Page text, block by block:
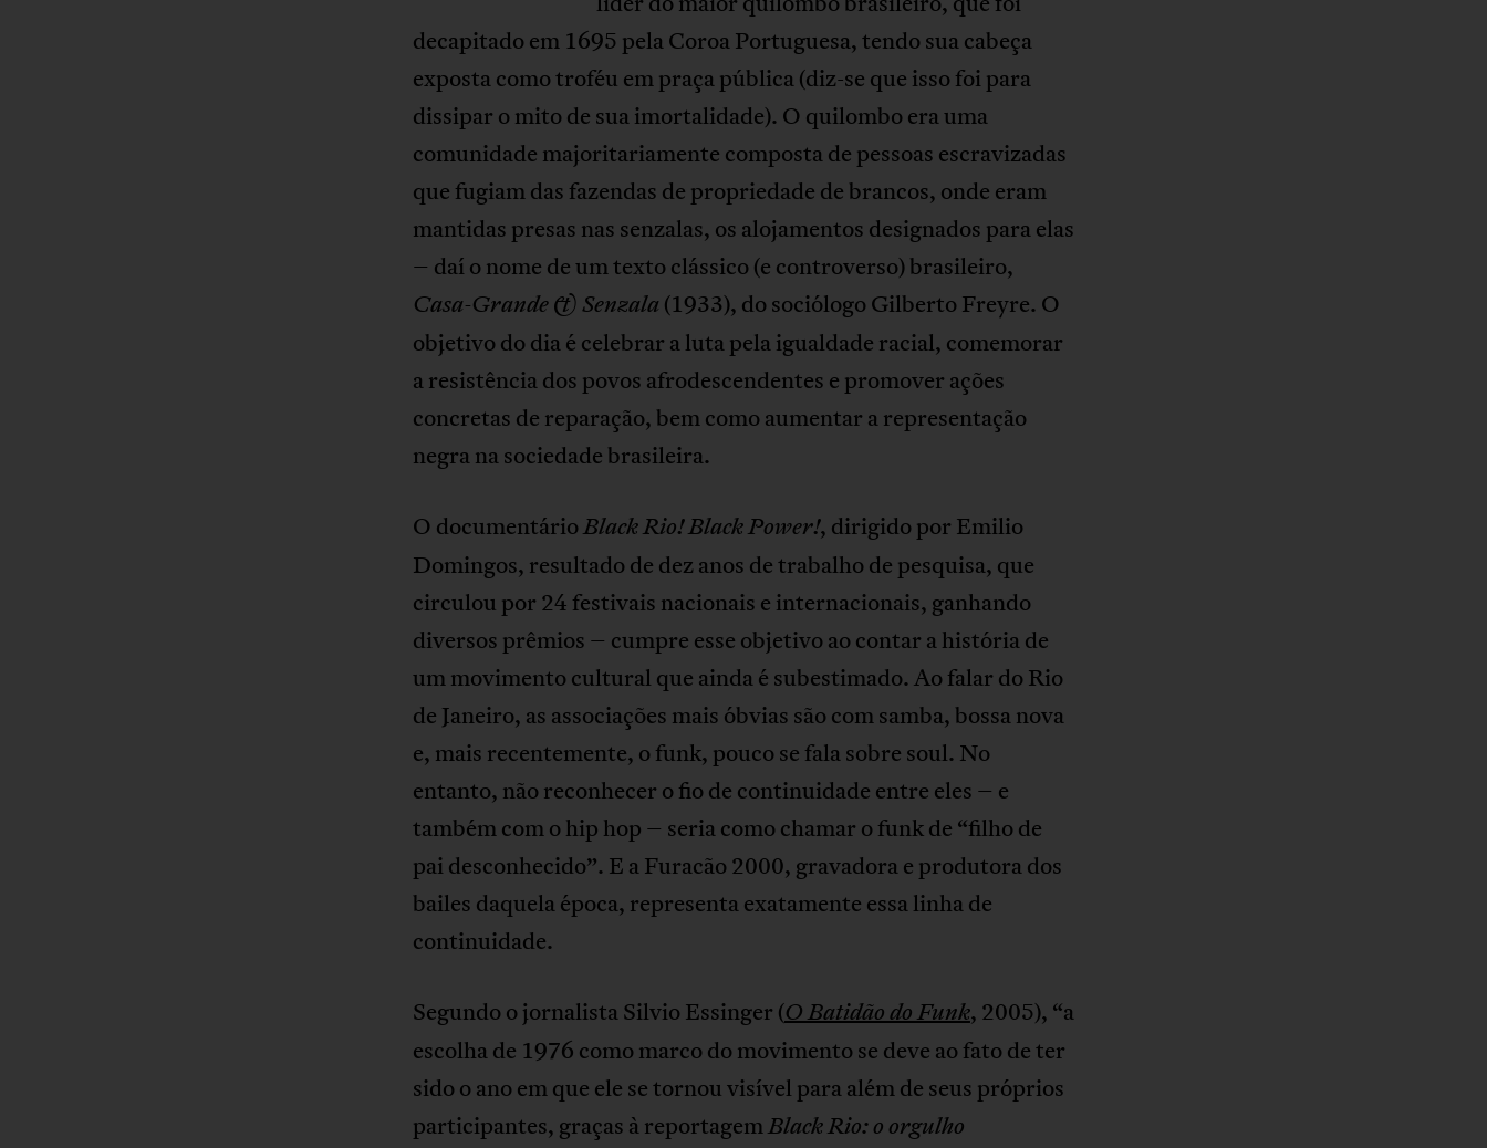
decapitado em 1695 pela Coroa Portuguesa, tendo sua cabeça
exposta como troféu em praça pública (diz-se que isso foi para
dissipar o mito de sua imortalidade). O quilombo era uma
comunidade majoritariamente composta de pessoas escravizadas
que fugiam das fazendas de propriedade de brancos, onde eram
mantidas presas nas senzalas, os alojamentos designados para elas
– daí o nome de um texto clássico (e controverso) brasileiro,
Casa-Grande & Senzala (1933), do sociólogo Gilberto Freyre. O
objetivo do dia é celebrar a luta pela igualdade racial, comemorar
a resistência dos povos afrodescendentes e promover ações
concretas de reparação, bem como aumentar a representação
negra na sociedade brasileira.
O documentárioBlack Rio! Black Power!, dirigido por Emilio
Domingos, resultado de dez anos de trabalho de pesquisa, que
circulou por 24 festivais nacionais e internacionais, ganhando
diversos prêmios – cumpre esse objetivo ao contar a história de
um movimento cultural que ainda é subestimado. Ao falar do Rio
de Janeiro, as associações mais óbvias são com samba, bossa nova
e, mais recentemente, o funk, pouco se fala sobre soul. No
entanto, não reconhecer o fio de continuidade entre eles – e
também com o hip hop – seria como chamar o funk de “filho de
pai desconhecido”. E a Furacão 2000, gravadora e produtora dos
bailes daquela época, representa exatamente essa linha de
continuidade.
Segundo o jornalista Silvio Essinger (O Batidão do Funk, 2005), “a
escolha de 1976 como marco do movimento se deve ao fato de ter
sido o ano em que ele se tornou visível para além de seus próprios
participantes, graças à reportagemBlack Rio: o orgulho